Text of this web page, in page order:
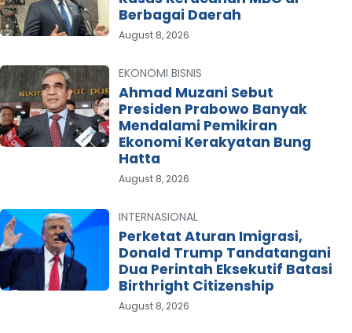
Berbagai Daerah
August 8, 2026
EKONOMI BISNIS
Ahmad Muzani Sebut
Presiden Prabowo Banyak
Mendalami Pemikiran
Ekonomi Kerakyatan Bung
Hatta
August 8, 2026
INTERNASIONAL
Perketat Aturan Imigrasi,
Donald Trump Tandatangani
Dua Perintah Eksekutif Batasi
Birthright Citizenship
August 8, 2026